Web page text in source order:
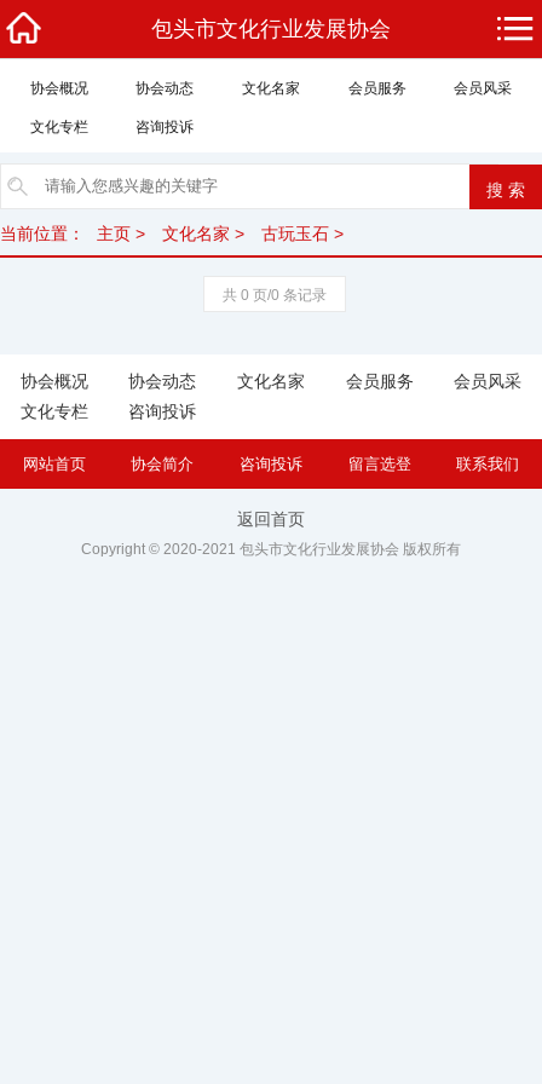
包头市文化行业发展协会
协会概况 协会动态 文化名家 会员服务 会员风采
文化专栏 咨询投诉
当前位置： 主页 > 文化名家 > 古玩玉石 >
共 0 页/0 条记录
协会概况 协会动态 文化名家 会员服务
会员风采
文化专栏
咨询投诉
网站首页 协会简介 咨询投诉 留言选登 联系我们
返回首页
Copyright © 2020-2021 包头市文化行业发展协会 版权所有